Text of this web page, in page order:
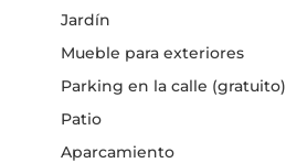
Jardín
Mueble para exteriores
Parking en la calle (gratuito)
Patio
Aparcamiento